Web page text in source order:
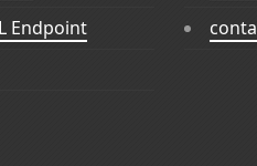
Endpoint